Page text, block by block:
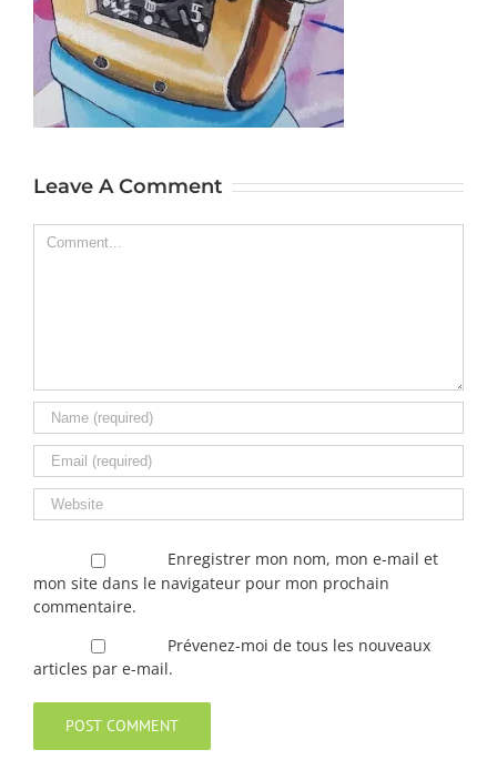
Leave A Comment
Comment
Enregistrer mon nom, mon e-mail et
mon site dans le navigateur pour mon prochain
commentaire.
Prévenez-moi de tous les nouveaux
articles par e-mail.